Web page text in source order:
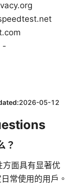
-
2026-05-12
？
面具有显著优
常使用的用户。